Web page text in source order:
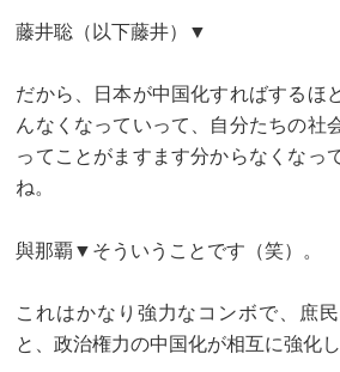
藤井聡（以下藤井）▼
だから、日本が中国化すればするほ
んなくなっていって、自分たちの社
ってことがますます分からなくなっ
ね。
與那覇▼そういうことです（笑）。
これはかなり強力なコンボで、庶
と、政治権力の中国化が相互に強化